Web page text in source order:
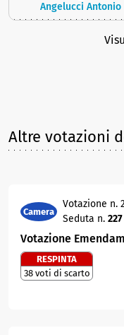
Angelucci Antonio
Altre votazioni
Camera
Votazione n.
Seduta n. 227
Votazione
RESPINTA
38 voti di scarto